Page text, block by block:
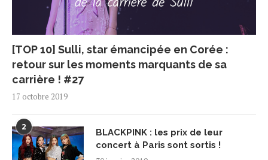
[TOP 10] Sulli, star émancipée en Corée :
retour sur les moments marquants de sa
carrière ! #27
17 octobre 2019
2
BLACKPINK : les prix de leur
concert à Paris sont sortis !